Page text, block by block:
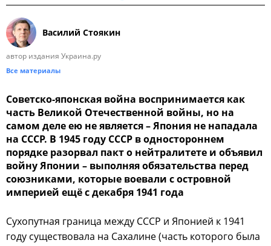
Василий Стоякин
автор издания Украина.ру
Все материалы
Советско-японская война воспринимается как
часть Великой Отечественной войны, но на
самом деле ею не является – Япония не нападала
на СССР. В 1945 году СССР в одностороннем
порядке разорвал пакт о нейтралитете и объявил
войну Японии – выполняя обязательства перед
союзниками, которые воевали с островной
империей ещё с декабря 1941 года
Сухопутная граница между СССР и Японией к 1941
году существовала на Сахалине (часть которого была